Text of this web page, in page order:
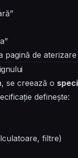
pagină de
se creează o
definește:
filtre)